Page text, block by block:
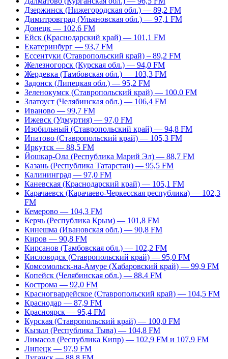
Дзержинск (Нижегородская обл.) — 89,2 FM
Димитровград (Ульяновская обл.) — 97,1 FM
Донецк — 102,6 FM
Ейск (Краснодарский край) — 101,1 FM
Екатеринбург — 93,7 FM
Ессентуки (Ставропольский край) – 89,2 FM
Железногорск (Курская обл.) — 94,0 FM
Жердевка (Тамбовская обл.) — 103,3 FM
Задонск (Липецкая обл.) — 95,2 FM
Зеленокумск (Ставропольский край) — 100,0 FM
Златоуст (Челябинская обл.) — 106,4 FM
Иваново — 99,7 FM
Ижевск (Удмуртия) — 97,0 FM
Изобильный (Ставропольский край) — 94,8 FM
Ипатово (Ставропольский край) — 105,3 FM
Иркутск — 88,5 FM
Йошкар-Ола (Республика Марий Эл) — 88,7 FM
Казань (Республика Татарстан) — 95,5 FM
Калининград — 97,0 FM
Каневская (Краснодарский край) — 105,1 FM
Карачаевск (Карачаево-Черкесская республика) — 102,3
FM
Кемерово — 104,3 FM
Керчь (Республика Крым) — 101,8 FM
Кинешма (Ивановская обл.) — 90,8 FM
Киров — 90,8 FM
Кирсанов (Тамбовская обл.) — 102,2 FM
Кисловодск (Ставропольский край) — 95,0 FM
Комсомольск-на-Амуре (Хабаровский край) — 99,9 FM
Копейск (Челябинская обл.) — 88,4 FM
Кострома — 92,0 FM
Красногвардейское (Ставропольский край) — 104,5 FM
Краснодар — 87,9 FM
Красноярск — 95,4 FM
Курская (Ставропольский край) — 100,0 FM
Кызыл (Республика Тыва) — 104,8 FM
Лимасол (Республика Кипр) — 102,9 FM и 107,9 FM
Липецк — 97,9 FM